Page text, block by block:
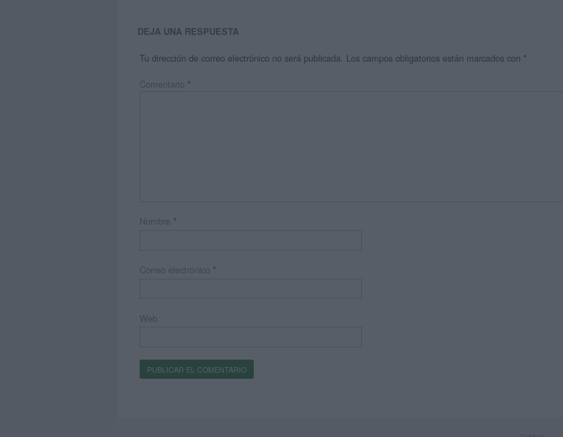
DEJA UNA RESPUESTA
Tu dirección de correo electrónico no será publicada. Los campos obligatorios están marcados con *
Comentario *
Nombre *
Correo electrónico *
Web